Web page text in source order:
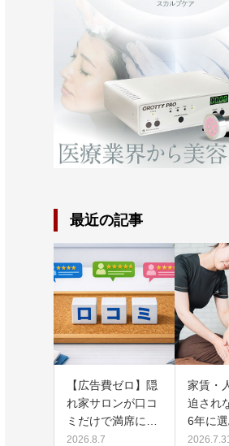
最近の記事
【広告費ゼロ】隠
れ家サロンが口コ
ミだけで満席に…
2026.8.7
家賃・
迫され
6年に